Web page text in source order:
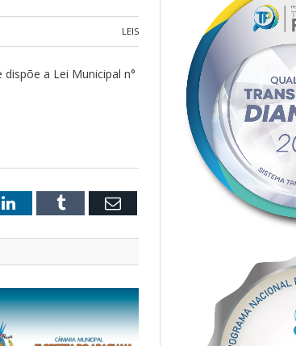
LEIS
a Lei Municipal n°
LinkedInTumblr Email